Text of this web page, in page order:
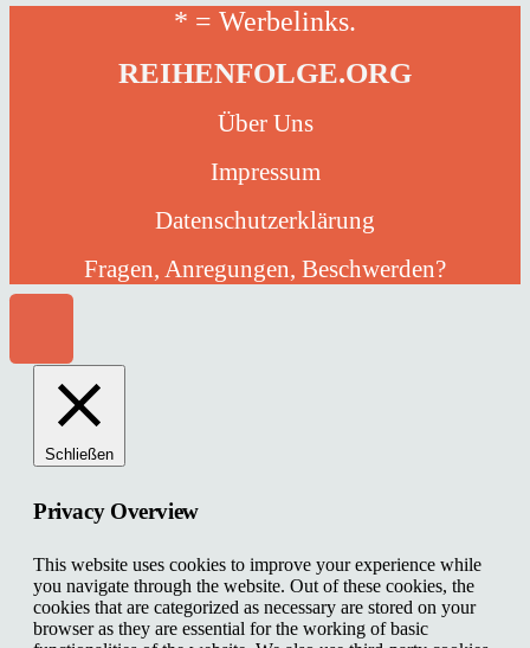
* = Werbelinks.
REIHENFOLGE.ORG
Über Uns
Impressum
Datenschutzerklärung
Fragen, Anregungen, Beschwerden?
Schließen
Privacy Overview
This website uses cookies to improve your experience while
you navigate through the website. Out of these cookies, the
cookies that are categorized as necessary are stored on your
browser as they are essential for the working of basic